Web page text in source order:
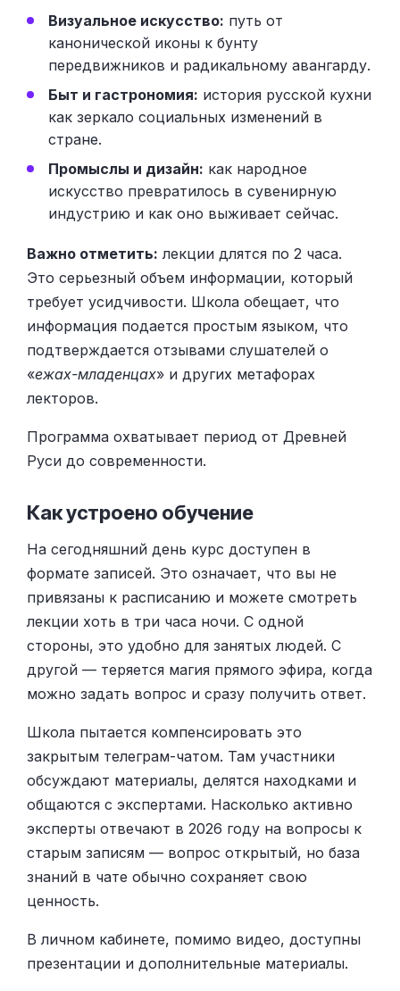
Визуальное искусство: путь от
канонической иконы к бунту
передвижников и радикальному авангарду.
Быт и гастрономия: история русской кухни
как зеркало социальных изменений в
стране.
Промыслы и дизайн: как народное
искусство превратилось в сувенирную
индустрию и как оно выживает сейчас.
Важно отметить: лекции длятся по 2 часа.
Это серьезный объем информации, который
требует усидчивости. Школа обещает, что
информация подается простым языком, что
подтверждается отзывами слушателей о
«ежах-младенцах» и других метафорах
лекторов.
Программа охватывает период от Древней
Руси до современности.
Как устроено обучение
На сегодняшний день курс доступен в
формате записей. Это означает, что вы не
привязаны к расписанию и можете смотреть
лекции хоть в три часа ночи. С одной
стороны, это удобно для занятых людей. С
другой — теряется магия прямого эфира, когда
можно задать вопрос и сразу получить ответ.
Школа пытается компенсировать это
закрытым телеграм-чатом. Там участники
обсуждают материалы, делятся находками и
общаются с экспертами. Насколько активно
эксперты отвечают в 2026 году на вопросы к
старым записям — вопрос открытый, но база
знаний в чате обычно сохраняет свою
ценность.
В личном кабинете, помимо видео, доступны
презентации и дополнительные материалы.